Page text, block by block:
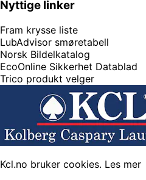
Nyttige linker
Fram krysse liste
LubAdvisor smøretabell
Norsk Bildelkatalog
EcoOnline Sikkerhet Datablad
Trico produkt velger
Kcl.no bruker cookies. Les mer